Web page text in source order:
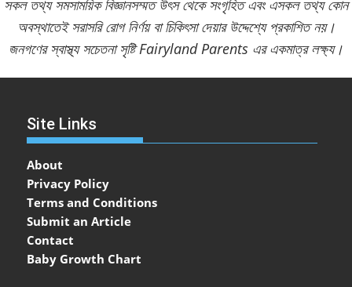
সকল তথ্য সমসাময়িক বিজ্ঞানসম্মত উৎস থেকে সংগৃহিত এবং এসকল তথ্য কোন
অবস্থাতেই সরাসরি রোগ নির্ণয় বা চিকিৎসা দেয়ার উদ্দেশ্যে প্রকাশিত নয়।
জনগণের স্বাস্থ্য সচেতনা সৃষ্টি Fairyland Parents এর একমাত্র লক্ষ্য।
Site Links
About
Privacy Policy
Terms and Conditions
Submit an Article
Contact
Baby Growth Chart